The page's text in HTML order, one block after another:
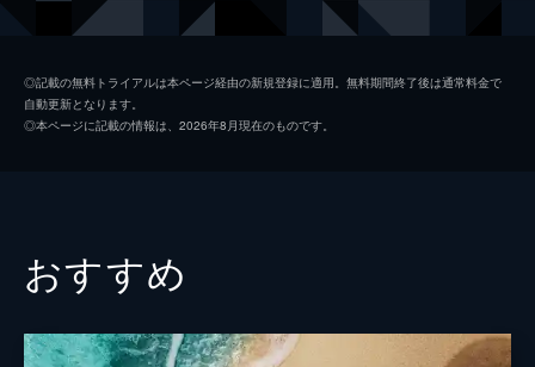
バディ・コール
デヴィッド・ダンカン ゲイリー・コール
◎記載の無料トライアルは本ページ経由の新規登録に適用。無料期間終了後は通常料金で
自動更新となります。
◎本ページに記載の情報は、2026年8月現在のものです。
おすすめ